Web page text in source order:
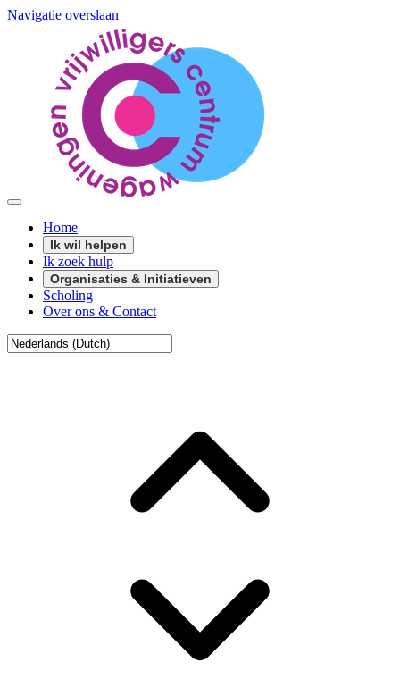
Navigatie overslaan
Home
Ik wil helpen
Ik zoek hulp
Organisaties & Initiatieven
Scholing
Over ons & Contact